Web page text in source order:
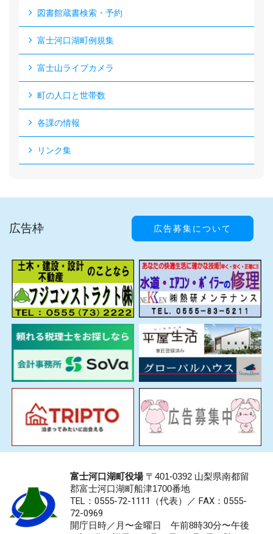
図書館蔵書検索・予約
富士河口湖町例規集
富士山ライブカメラ
町の人口と世帯数
各課の情報
リンク集
広告枠 広告募集について
富士河口湖町役場〒401-0392 山梨県南都留
郡富士河口湖町船津1700番地
TEL：0555-72-1111 （代表）／ FAX：0555-
72-0969
開庁日時／月〜金曜日 午前8時30分〜午後